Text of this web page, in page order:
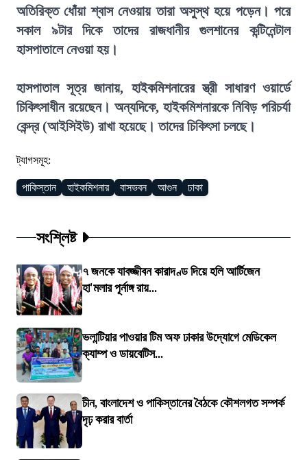
অতিরিক্ত ধোঁয়া শ্বাস নেওয়ায় তারা অসুস্থ হয়ে পড়েন। পরে
সকাল ৯টার দিকে তাদের রাজধানীর গুলশানের কন্টিনেন্টাল
হাসপাতালে নেওয়া হয়।
হাসপাতাল সূত্র জানায়, হাইকমিশনারের স্ত্রী সাধারণ ওয়ার্ডে
চিকিৎসাধীন রয়েছেন। অন্যদিকে, হাইকমিশনারকে নিবিড় পরিচর্যা
কেন্দ্র (আইসিইউ) রাখা হয়েছে। তাদের চিকিৎসা চলছে।
ট্যাগসমূহ:
পাকিস্তান হাইকমিশনার বাসভবন আগুন ঢাকা
সংশ্লিষ্ট
৭ জনকে যাবজ্জীবন কারাদণ্ড দিয়ে হলি আর্টিজেন
হা'মলার পূর্নাঙ্গ রায়...
ভলান্টিয়ার পাওয়ার টিম অফ ঢাকার উদ্যোগে মেডিকেল
ক্যাম্প ও ডায়বেটিস...
চীন, বাংলাদেশ ও পাকিস্তানের বৈঠকে কৌশলগত সম্পর্ক
দৃঢ় করার বার্তা